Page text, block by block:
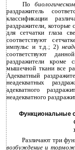
По
раздражитель
классификации
раздражители, которые
для сетчатки глаза
соответствуют
импульс и т.д.; 2)
соответствуют
раздражители кроме
мышечной ткани все
Адекватный
неадекватных
адекватного
неадекватного
Функциональные
Различают три
возбуждение и